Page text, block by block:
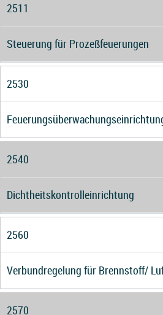
2511
Steuerung für Prozeßfeuerungen
2530
2540
Dichtheitskontrolleinrichtung
2560
Verbundregelung für Brennstoff/
2570